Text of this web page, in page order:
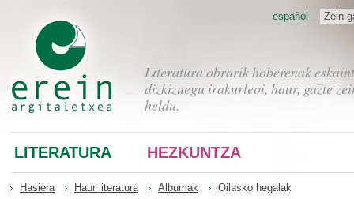
Literatura obrarik hoberenak
dizkizuegu irakurleoi, haur, gazte
heldu.
Zein
español
LITERATURA HEZKUNTZA
Hasiera Haur literatura Albumak Oilasko hegalak